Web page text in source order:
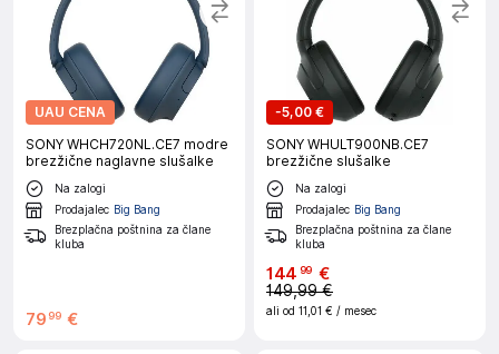
UAU CENA
SONY WHCH720NL.CE7 modre
brezžične naglavne slušalke
Na zalogi
Prodajalec Big Bang
Brezplačna poštnina za člane
kluba
79 99 €
-5,00 €
SONY WHULT900NB.CE7
brezžične slušalke
Na zalogi
Prodajalec Big Bang
Brezplačna poštnina za člane
kluba
144 99 €
149,99 €
ali od 11,01 € / mesec